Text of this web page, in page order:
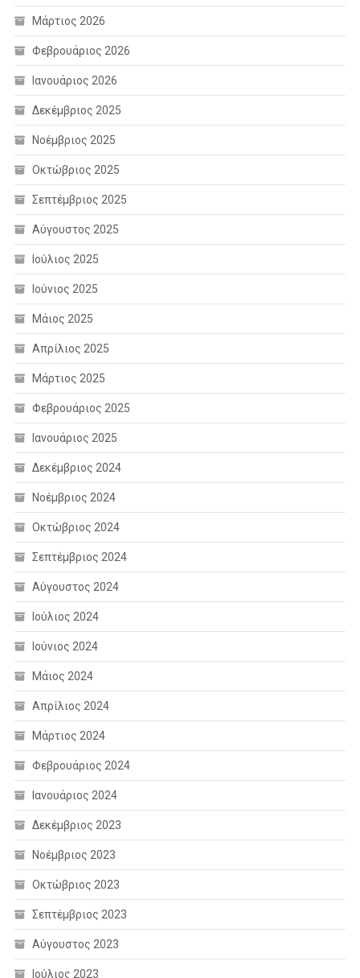
Μάρτιος 2026
Φεβρουάριος 2026
Ιανουάριος 2026
Δεκέμβριος 2025
Νοέμβριος 2025
Οκτώβριος 2025
Σεπτέμβριος 2025
Αύγουστος 2025
Ιούλιος 2025
Ιούνιος 2025
Μάιος 2025
Απρίλιος 2025
Μάρτιος 2025
Φεβρουάριος 2025
Ιανουάριος 2025
Δεκέμβριος 2024
Νοέμβριος 2024
Οκτώβριος 2024
Σεπτέμβριος 2024
Αύγουστος 2024
Ιούλιος 2024
Ιούνιος 2024
Μάιος 2024
Απρίλιος 2024
Μάρτιος 2024
Φεβρουάριος 2024
Ιανουάριος 2024
Δεκέμβριος 2023
Νοέμβριος 2023
Οκτώβριος 2023
Σεπτέμβριος 2023
Αύγουστος 2023
Ιούλιος 2023